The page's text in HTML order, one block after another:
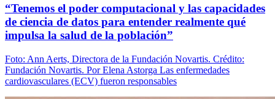
“Tenemos el poder computacional y las capacidades
de ciencia de datos para entender realmente qué
impulsa la salud de la población”
Foto: Ann Aerts, Directora de la Fundación Novartis. Crédito:
Fundación Novartis. Por Elena Astorga Las enfermedades
cardiovasculares (ECV) fueron responsables